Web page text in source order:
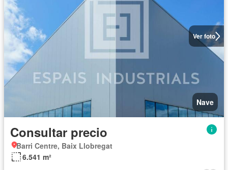
Ver foto
Nave
Consultar precio
Barri Centre, Baix Llobregat
6.541 m²